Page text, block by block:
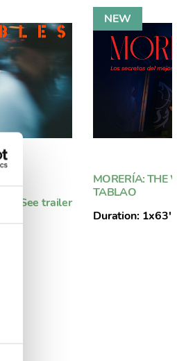
See trailer
MORERÍA: THE
TABLAO
Duration: 1x63'